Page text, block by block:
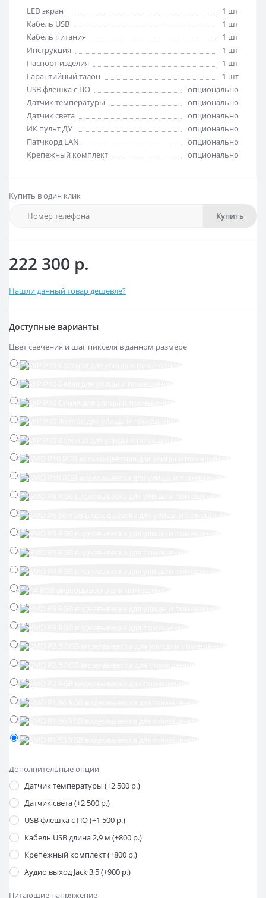
LED экран
1 шт
Кабель USB
1 шт
Кабель питания
1 шт
Инструкция
1 шт
Паспорт изделия
1 шт
Гарантийный талон
1 шт
USB флешка с ПО
опционально
Датчик температуры
опционально
Датчик света
опционально
ИК пульт ДУ
опционально
Патчкорд LAN
опционально
Крепежный комплект
опционально
Купить в один клик
Купить
222 300 р.
Нашли данный товар дешевле?
Доступные варианты
Цвет свечения и шаг пикселя в данном размере
Дополнительные опции
Датчик температуры (+2 500 р.)
Датчик света (+2 500 р.)
USB флешка с ПО (+1 500 р.)
Кабель USB длина 2,9 м (+800 р.)
Крепежный комплект (+800 р.)
Аудио выход Jack 3,5 (+900 р.)
Питающие напряжение